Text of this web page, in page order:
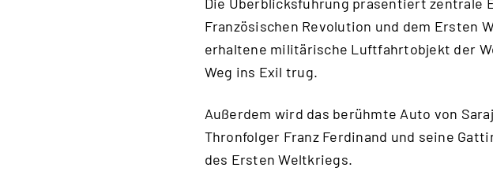
Französischen Revolution und dem Ersten
erhaltene militärische Luftfahrtobjekt der
Weg ins Exil trug.
Außerdem wird das berühmte Auto von
Thronfolger Franz Ferdinand und seine
des Ersten Weltkriegs.